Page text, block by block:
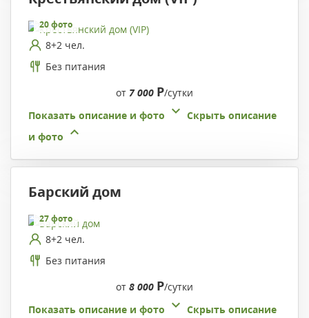
20 фото
8+2 чел.
Без питания
от 7 000 Р/сутки
Показать описание и фото
Скрыть описание
и фото
Барский дом
27 фото
8+2 чел.
Без питания
от 8 000 Р/сутки
Показать описание и фото
Скрыть описание